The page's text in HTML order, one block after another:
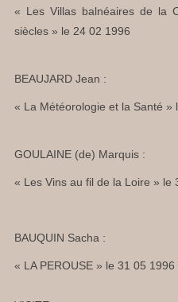
« Les Villas balnéaires de la
siècles » le 24 02 1996
BEAUJARD Jean :
« La Météorologie et la Santé »
GOULAINE (de) Marquis :
« Les Vins au fil de la Loire » le
BAUQUIN Sacha :
« LA PEROUSE » le 31 05 1996